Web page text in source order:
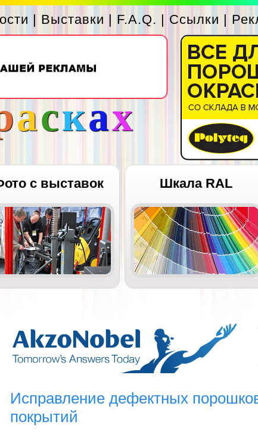
| Выставки | F.A.Q. | Ссылки |
асках
с выставок Шкала RAL
Исправление дефектных
покрытий